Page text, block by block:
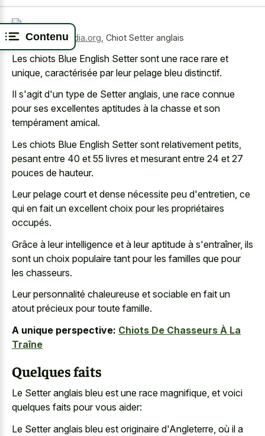
Contenu
Source:wikimedia.org Chiot Setter anglais
Les chiots Blue English Setter sont une race rare et
unique, caractérisée par leur pelage bleu distinctif.
Il s'agit d'un type de Setter anglais, une race connue
pour ses excellentes aptitudes à la chasse et son
tempérament amical.
Les chiots Blue English Setter sont relativement petits,
pesant entre 40 et 55 livres et mesurant entre 24 et 27
pouces de hauteur.
Leur pelage court et dense nécessite peu d'entretien, ce
qui en fait un excellent choix pour les propriétaires
occupés.
Grâce à leur intelligence et à leur aptitude à s'entraîner, ils
sont un choix populaire tant pour les familles que pour
les chasseurs.
Leur personnalité chaleureuse et sociable en fait un
atout précieux pour toute famille.
A unique perspective: Chiots De Chasseurs À La
Traîne
Quelques faits
Le Setter anglais bleu est une race magnifique, et voici
quelques faits pour vous aider:
Le Setter anglais bleu est originaire d'Angleterre, où il a